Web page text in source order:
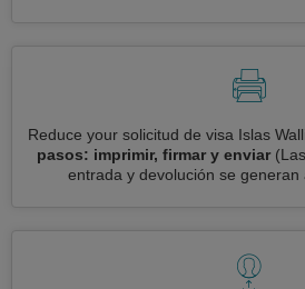
Reduce your solicitud de visa Islas
pasos: imprimir, firmar y enviar
entrada y devolución se generan